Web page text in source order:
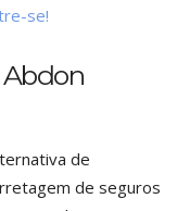
se!
de
de seguros